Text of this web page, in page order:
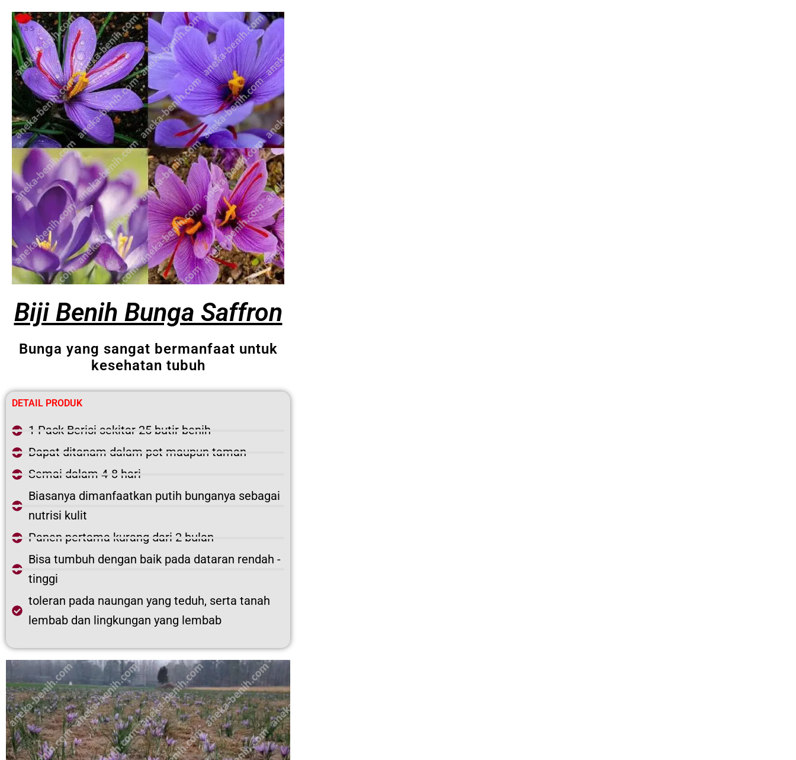
Biji Benih Bunga Saffron
Bunga yang sangat bermanfaat untuk
kesehatan tubuh
DETAIL PRODUK
1 Pack Berisi sekitar 25 butir benih
Dapat ditanam dalam pot maupun taman
Semai dalam 4-8 hari
Biasanya dimanfaatkan putih bunganya sebagai
nutrisi kulit
Panen pertama kurang dari 2 bulan
Bisa tumbuh dengan baik pada dataran rendah -
tinggi
toleran pada naungan yang teduh, serta tanah
lembab dan lingkungan yang lembab